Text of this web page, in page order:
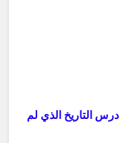
التاريخ الذي لم